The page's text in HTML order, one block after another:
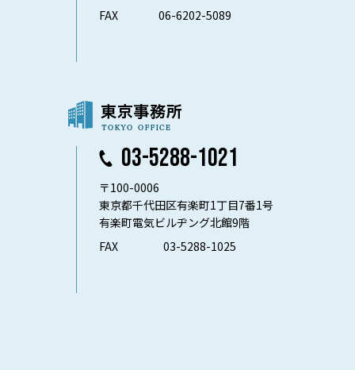
FAX
06-6202-5089
03-5288-1021
〒100-0006
東京都千代田区有楽町1丁目7番1号
有楽町電気ビルヂング北館9階
FAX
03-5288-1025